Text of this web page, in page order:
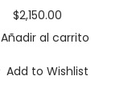
$2,150.00
Añadir al carrito
Add to Wishlist